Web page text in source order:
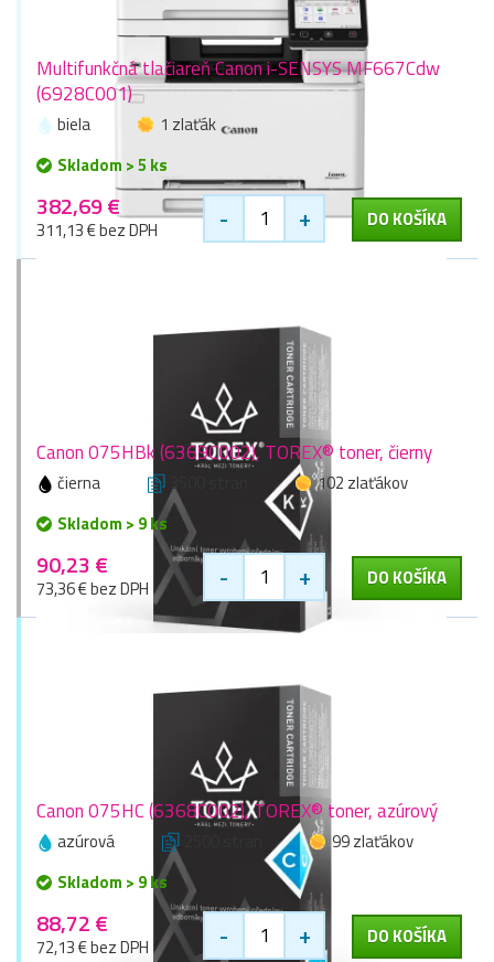
Multifunkčná tlačiareň Canon i-SENSYS MF667Cdw
(6928C001)
biela
1 zlaťák
Skladom > 5 ks
382,69 €
311,13 € bez DPH - + DO KOŠÍKA
Canon 075HBk (6369C002), TOREX® toner, čierny
čierna 3500 stran
102 zlaťákov
Skladom > 9 ks
90,23 €
73,36 € bez DPH - + DO KOŠÍKA
Canon 075HC (6368C002), TOREX® toner, azúrový
azúrová
99 zlaťákov
Skladom > 9 ks
88,72 €
72,13 € bez DPH - + DO KOŠÍKA